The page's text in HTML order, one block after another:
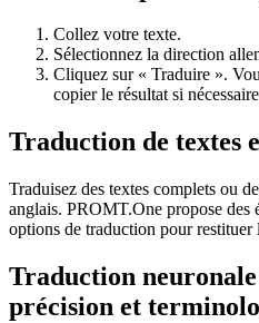
Collez votre texte.
Sélectionnez la direction
Cliquez sur « Traduire ».
copier le résultat si
Traduction de textes
Traduisez des textes complets ou
anglais. PROMT.One propose des
options de traduction pour restituer
Traduction
précision et